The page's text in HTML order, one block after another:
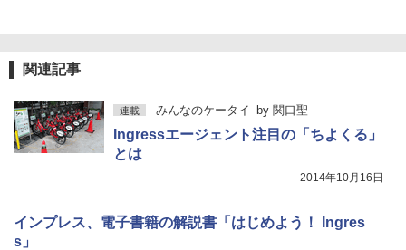
関連記事
連載 みんなのケータイ by 関口聖
Ingressエージェント注目の「ちよくる」
とは
2014年10月16日
インプレス、電子書籍の解説書「はじめよう！ Ingres
s」